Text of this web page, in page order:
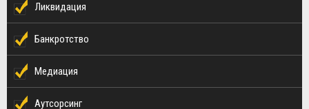
Ликвидация
Банкротство
Медиация
Аутсорсинг